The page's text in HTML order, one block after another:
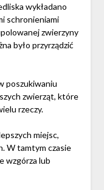
wykładano
schronieniami
zwierzyny
było przyrządzić
poszukiwaniu
zwierząt, które
rzeczy.
miejsc,
W tamtym czasie
wzgórza lub